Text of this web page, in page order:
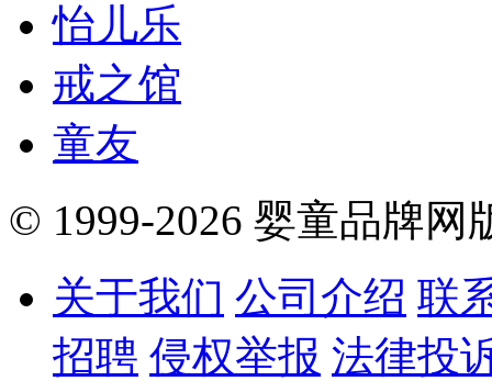
怡儿乐
戒之馆
童友
© 1999-2026 婴童品牌网
关于我们 公司介绍 联
招聘 侵权举报 法律投